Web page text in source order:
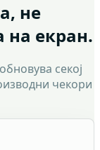
не
на екран.
секој
чекори